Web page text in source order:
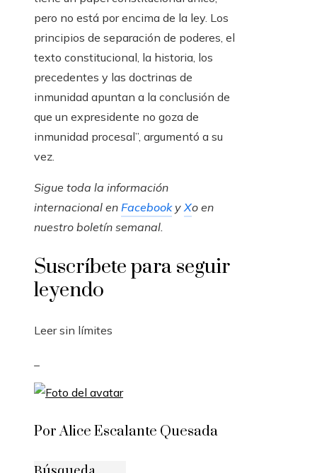
pero no está por encima de la ley. Los
principios de separación de poderes, el
texto constitucional, la historia, los
precedentes y las doctrinas de
inmunidad apuntan a la conclusión de
que un expresidente no goza de
inmunidad procesal”, argumentó a su
vez.
Sigue toda la información
internacional en FacebookyXo en
nuestro boletín semanal.
Suscríbete para seguir
leyendo
Leer sin límites
Por Alice Escalante Quesada